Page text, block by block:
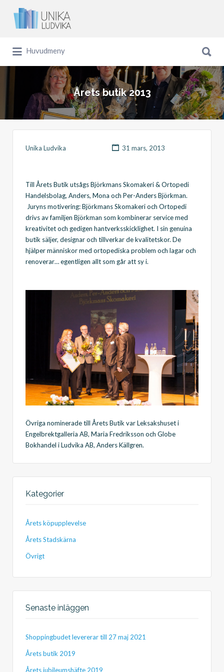
Sök
efter:
Huvudmeny
efter:
Årets butik 2013
Unika Ludvika 31 mars, 2013
Till Årets Butik utsågs Björkmans Skomakeri & Ortopedi
Handelsbolag, Anders, Mona och Per-Anders Björkman.
Juryns motivering: Björkmans Skomakeri och Ortopedi
drivs av familjen Björkman som kombinerar service med
kreativitet och gedigen hantverksskicklighet. I sin genuina
butik säljer, designar och tillverkar de kvalitetskor. De
hjälper människor med ortopediska problem och lagar och
renoverar… egentligen allt som går att sy i.
Övriga nominerade till Årets Butik var Leksakshuset i
Engelbrektgalleria AB, Maria Fredriksson och Globe
Bokhandel i Ludvika AB, Anders Källgren.
Kategorier
Årets köpupplevelse
Årets Stadskärna
Övrigt
Senaste inläggen
Shoppingbudet levererar till 27 maj 2021
Årets butik 2019
Årets jubileumshäfte 2019